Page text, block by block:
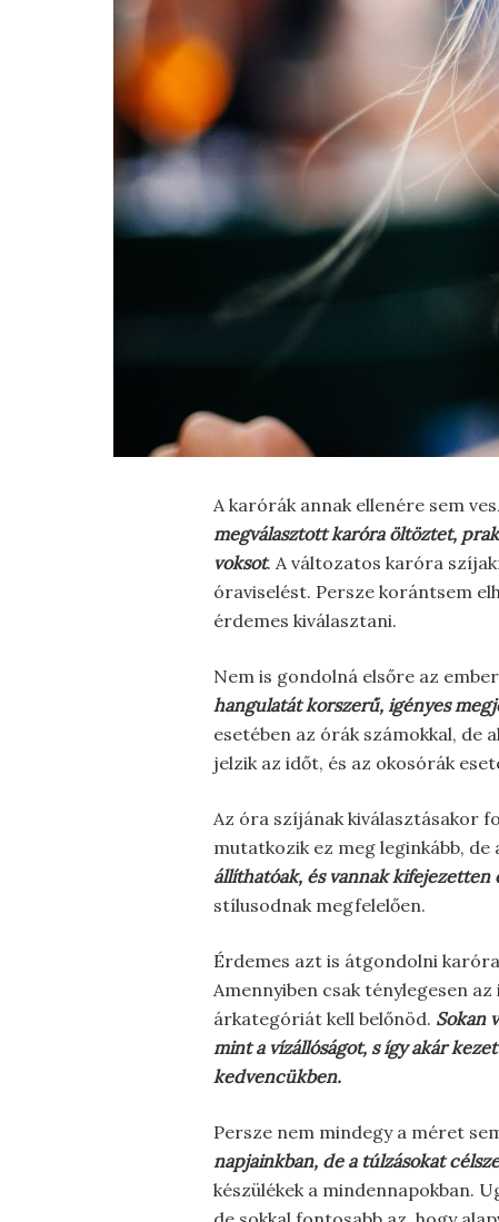
A karórák annak ellenére sem
megválasztott karóra öltöztet,
voksot. A változatos karóra
óraviselést. Persze korántsem
érdemes kiválasztani.
Nem is gondolná elsőre az
hangulatát korszerű, igényes
esetében az órák számokkal, de
jelzik az időt, és az okosórák
Az óra szíjának kiválasztásakor
mutatkozik ez meg leginkább,
állíthatóak, és vannak kifejezetten
stílusodnak megfelelően.
Érdemes azt is átgondolni
Amennyiben csak ténylegesen
árkategóriát kell belőnöd. Sokan
mint a vízállóságot, s így akár
kedvencükben.
Persze nem mindegy a méret
napjainkban, de a túlzásokat
készülékek a mindennapokban.